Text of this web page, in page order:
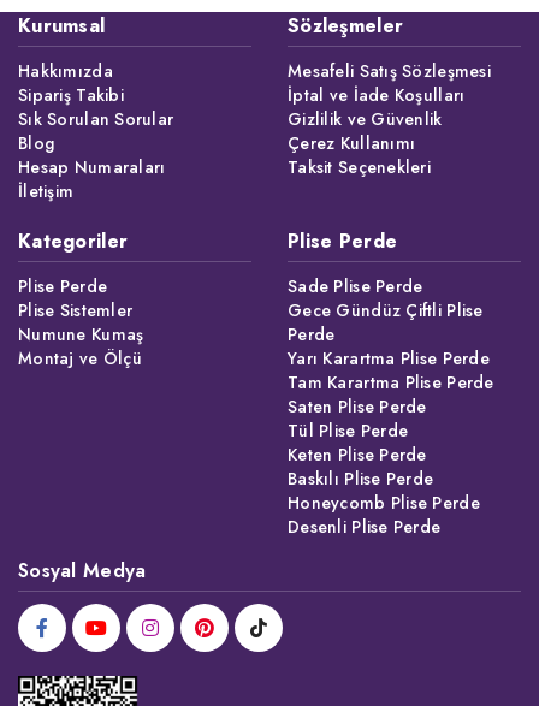
Kurumsal
Hakkımızda
Sipariş Takibi
Sık Sorulan Sorular
Blog
Hesap Numaraları
İletişim
Kategoriler
Plise Perde
Plise Sistemler
Numune Kumaş
Montaj ve Ölçü
Plise Perde
Sade Plise Perde
Gece Gündüz Çiftli Plise
Perde
Yarı Karartma Plise Perde
Tam Karartma Plise Perde
Saten Plise Perde
Tül Plise Perde
Keten Plise Perde
Baskılı Plise Perde
Honeycomb Plise Perde
Desenli Plise Perde
Sözleşmeler
Mesafeli Satış Sözleşmesi
İptal ve İade Koşulları
Gizlilik ve Güvenlik
Çerez Kullanımı
Taksit Seçenekleri
Sosyal Medya